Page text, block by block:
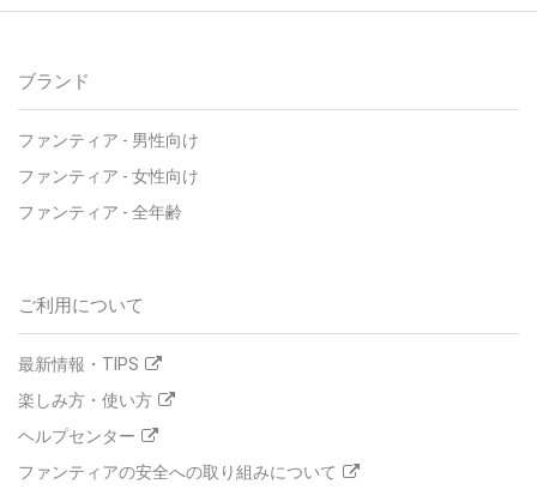
ブランド
ファンティア - 男性向け
ファンティア - 女性向け
ファンティア - 全年齢
ご利用について
最新情報・TIPS
楽しみ方・使い方
ヘルプセンター
ファンティアの安全への取り組みについて